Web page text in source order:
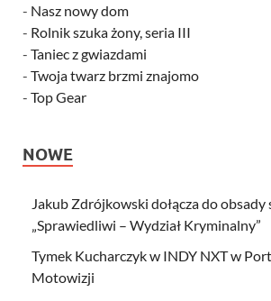
- Nasz nowy dom
- Rolnik szuka żony, seria III
- Taniec z gwiazdami
- Twoja twarz brzmi znajomo
- Top Gear
NOWE
Jakub Zdrójkowski dołącza do obsady
„Sprawiedliwi – Wydział Kryminalny”
Tymek Kucharczyk w INDY NXT w
Motowizji